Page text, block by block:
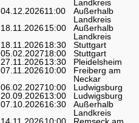
Landkreis
04.12.202611:00
Außerhalb
Landkreis
18.11.202615:00
Außerhalb
Landkreis
18.11.202618:30
Stuttgart
05.02.202718:00
Stuttgart
27.11.202613:30
Pleidelsheim
07.11.202610:00
Freiberg am
Neckar
06.02.202710:00
Ludwigsburg
20.09.202613:00
Ludwigsburg
07.10.202616:30
Außerhalb
Landkreis
14.11.202610:00 Remseck am